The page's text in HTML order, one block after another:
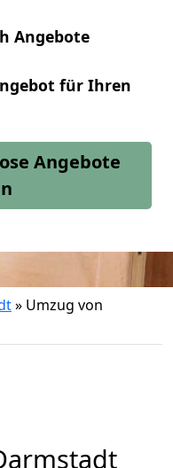
Angebote
für Ihren
Angebote
» Umzug von